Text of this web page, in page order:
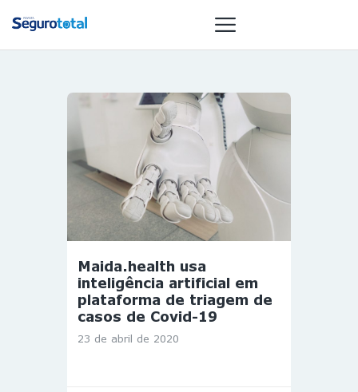
NOTÍCIAS
REVISTA
ESPECIAIS
GAIVOTA DE
OURO
ST SUMMIT
GESTORAS
HOMEST
HOME
Maida.health usa
inteligência artificial em
plataforma de triagem de
casos de Covid-19
23 de abril de 2020